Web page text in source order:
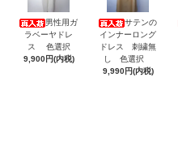
男性用ガ
ラベーヤドレ
ス 色選択
9,900円(内税)
サテンの
インナーロング
ドレス 刺繍無
し 色選択
9,990円(内税)